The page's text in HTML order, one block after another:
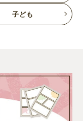
子ども